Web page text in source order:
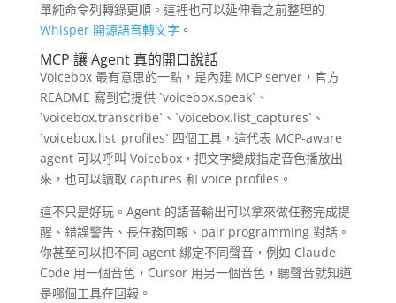
單純命令列轉錄更順。這裡也可以延伸看之前整理的
Whisper 開源語音轉文字 。
MCP 讓 Agent 真的開口說話
Voicebox 最有意思的一點，是內建 MCP server，官方
README 寫到它提供 `voicebox.speak`、
`voicebox.transcribe`、`voicebox.list_captures`、
`voicebox.list_profiles` 四個工具，這代表 MCP-aware
agent 可以呼叫 Voicebox，把文字變成指定音色播放出
來，也可以讀取 captures 和 voice profiles。
這不只是好玩。Agent 的語音輸出可以拿來做任務完成提
醒、錯誤警告、長任務回報、pair programming 對話。
你甚至可以把不同 agent 綁定不同聲音，例如 Claude
Code 用一個音色，Cursor 用另一個音色，聽聲音就知道
是哪個工具在回報。